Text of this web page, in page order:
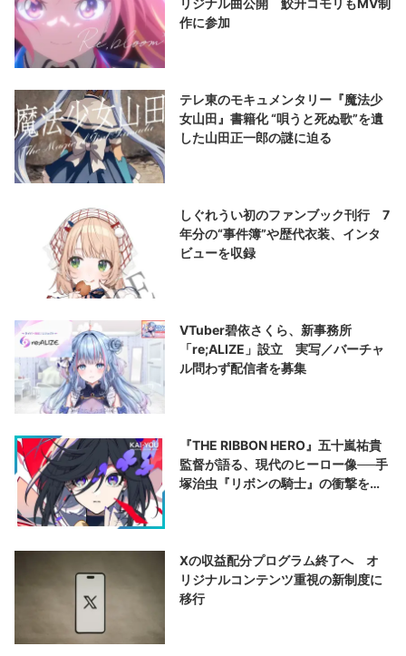
リジナル曲公開 鮫升コモリもMV制
作に参加
テレ東のモキュメンタリー『魔法少
女山田』書籍化 “唄うと死ぬ歌”を遺
した山田正一郎の謎に迫る
しぐれうい初のファンブック刊行 7
年分の“事件簿”や歴代衣装、インタ
ビューを収録
VTuber碧依さくら、新事務所
「re;ALIZE」設立 実写／バーチャ
ル問わず配信者を募集
『THE RIBBON HERO』五十嵐祐貴
監督が語る、現代のヒーロー像──手
塚治虫『リボンの騎士』の衝撃を再
Xの収益配分プログラム終了へ オ
リジナルコンテンツ重視の新制度に
移行